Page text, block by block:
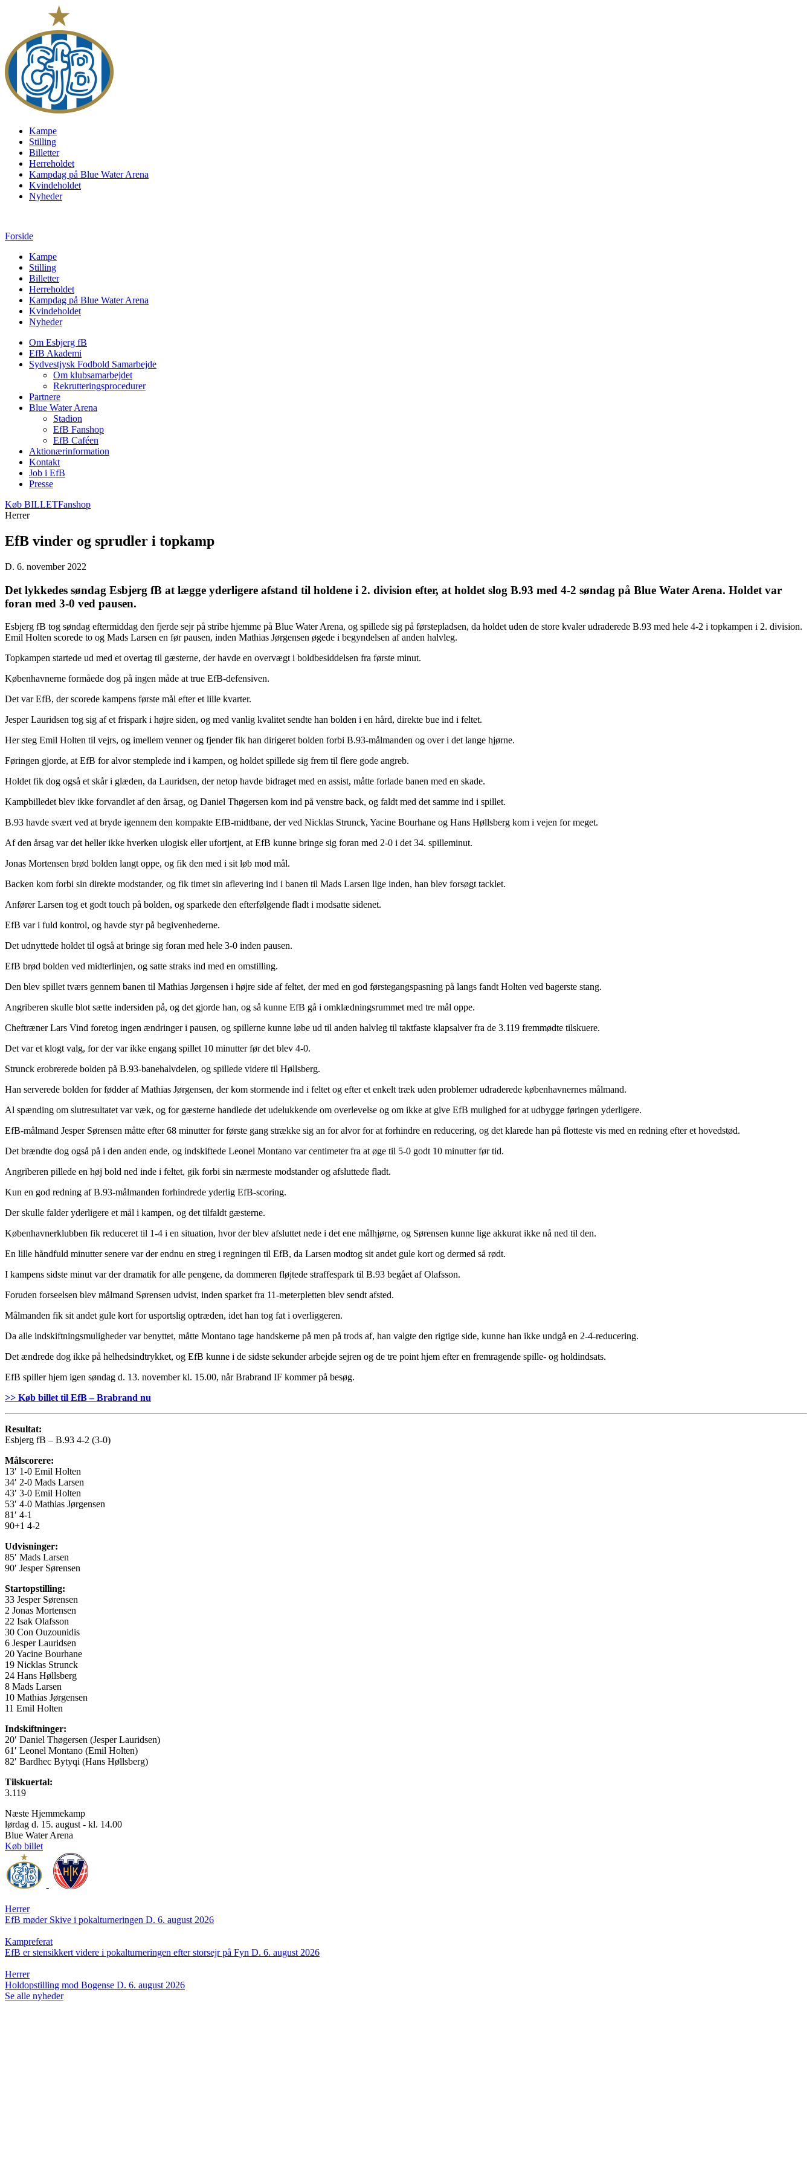
Kampe
Stilling
Billetter
Herreholdet
Kampdag på Blue Water Arena
Kvindeholdet
Nyheder
Forside
Kampe
Stilling
Billetter
Herreholdet
Kampdag på Blue Water Arena
Kvindeholdet
Nyheder
Om Esbjerg fB
EfB Akademi
Sydvestjysk Fodbold Samarbejde
Om klubsamarbejdet
Rekrutteringsprocedurer
Partnere
Blue Water Arena
Stadion
EfB Fanshop
EfB Caféen
Aktionærinformation
Kontakt
Job i EfB
Presse
Køb BILLETFanshop
Herrer
EfB vinder og sprudler i topkamp
D. 6. november 2022
Det lykkedes søndag Esbjerg fB at lægge yderligere afstand til holdene i 2. division efter, at holdet slog B.93 med 4-2 søndag på Blue Water Arena. Holdet var
foran med 3-0 ved pausen.
Esbjerg fB tog søndag eftermiddag den fjerde sejr på stribe hjemme på Blue Water Arena, og spillede sig på førstepladsen, da holdet uden de store kvaler udraderede B.93 med hele 4-2 i topkampen i 2. division.
Emil Holten scorede to og Mads Larsen en før pausen, inden Mathias Jørgensen øgede i begyndelsen af anden halvleg.
Topkampen startede ud med et overtag til gæsterne, der havde en overvægt i boldbesiddelsen fra første minut.
Københavnerne formåede dog på ingen måde at true EfB-defensiven.
Det var EfB, der scorede kampens første mål efter et lille kvarter.
Jesper Lauridsen tog sig af et frispark i højre siden, og med vanlig kvalitet sendte han bolden i en hård, direkte bue ind i feltet.
Her steg Emil Holten til vejrs, og imellem venner og fjender fik han dirigeret bolden forbi B.93-målmanden og over i det lange hjørne.
Føringen gjorde, at EfB for alvor stemplede ind i kampen, og holdet spillede sig frem til flere gode angreb.
Holdet fik dog også et skår i glæden, da Lauridsen, der netop havde bidraget med en assist, måtte forlade banen med en skade.
Kampbilledet blev ikke forvandlet af den årsag, og Daniel Thøgersen kom ind på venstre back, og faldt med det samme ind i spillet.
B.93 havde svært ved at bryde igennem den kompakte EfB-midtbane, der ved Nicklas Strunck, Yacine Bourhane og Hans Høllsberg kom i vejen for meget.
Af den årsag var det heller ikke hverken ulogisk eller ufortjent, at EfB kunne bringe sig foran med 2-0 i det 34. spilleminut.
Jonas Mortensen brød bolden langt oppe, og fik den med i sit løb mod mål.
Backen kom forbi sin direkte modstander, og fik timet sin aflevering ind i banen til Mads Larsen lige inden, han blev forsøgt tacklet.
Anfører Larsen tog et godt touch på bolden, og sparkede den efterfølgende fladt i modsatte sidenet.
EfB var i fuld kontrol, og havde styr på begivenhederne.
Det udnyttede holdet til også at bringe sig foran med hele 3-0 inden pausen.
EfB brød bolden ved midterlinjen, og satte straks ind med en omstilling.
Den blev spillet tværs gennem banen til Mathias Jørgensen i højre side af feltet, der med en god førstegangspasning på langs fandt Holten ved bagerste stang.
Angriberen skulle blot sætte indersiden på, og det gjorde han, og så kunne EfB gå i omklædningsrummet med tre mål oppe.
Cheftræner Lars Vind foretog ingen ændringer i pausen, og spillerne kunne løbe ud til anden halvleg til taktfaste klapsalver fra de 3.119 fremmødte tilskuere.
Det var et klogt valg, for der var ikke engang spillet 10 minutter før det blev 4-0.
Strunck erobrerede bolden på B.93-banehalvdelen, og spillede videre til Høllsberg.
Han serverede bolden for fødder af Mathias Jørgensen, der kom stormende ind i feltet og efter et enkelt træk uden problemer udraderede københavnernes målmand.
Al spænding om slutresultatet var væk, og for gæsterne handlede det udelukkende om overlevelse og om ikke at give EfB mulighed for at udbygge føringen yderligere.
EfB-målmand Jesper Sørensen måtte efter 68 minutter for første gang strække sig an for alvor for at forhindre en reducering, og det klarede han på flotteste vis med en redning efter et hovedstød.
Det brændte dog også på i den anden ende, og indskiftede Leonel Montano var centimeter fra at øge til 5-0 godt 10 minutter før tid.
Angriberen pillede en høj bold ned inde i feltet, gik forbi sin nærmeste modstander og afsluttede fladt.
Kun en god redning af B.93-målmanden forhindrede yderlig EfB-scoring.
Der skulle falder yderligere et mål i kampen, og det tilfaldt gæsterne.
Københavnerklubben fik reduceret til 1-4 i en situation, hvor der blev afsluttet nede i det ene målhjørne, og Sørensen kunne lige akkurat ikke nå ned til den.
En lille håndfuld minutter senere var der endnu en streg i regningen til EfB, da Larsen modtog sit andet gule kort og dermed så rødt.
I kampens sidste minut var der dramatik for alle pengene, da dommeren fløjtede straffespark til B.93 begået af Olafsson.
Foruden forseelsen blev målmand Sørensen udvist, inden sparket fra 11-meterpletten blev sendt afsted.
Målmanden fik sit andet gule kort for usportslig optræden, idet han tog fat i overliggeren.
Da alle indskiftningsmuligheder var benyttet, måtte Montano tage handskerne på men på trods af, han valgte den rigtige side, kunne han ikke undgå en 2-4-reducering.
Det ændrede dog ikke på helhedsindtrykket, og EfB kunne i de sidste sekunder arbejde sejren og de tre point hjem efter en fremragende spille- og holdindsats.
EfB spiller hjem igen søndag d. 13. november kl. 15.00, når Brabrand IF kommer på besøg.
>> Køb billet til EfB – Brabrand nu
Resultat:
Esbjerg fB – B.93 4-2 (3-0)
Målscorere:
13′ 1-0 Emil Holten
34′ 2-0 Mads Larsen
43′ 3-0 Emil Holten
53′ 4-0 Mathias Jørgensen
81′ 4-1
90+1 4-2
Udvisninger:
85′ Mads Larsen
90′ Jesper Sørensen
Startopstilling:
33 Jesper Sørensen
2 Jonas Mortensen
22 Isak Olafsson
30 Con Ouzounidis
6 Jesper Lauridsen
20 Yacine Bourhane
19 Nicklas Strunck
24 Hans Høllsberg
8 Mads Larsen
10 Mathias Jørgensen
11 Emil Holten
Indskiftninger:
20′ Daniel Thøgersen (Jesper Lauridsen)
61′ Leonel Montano (Emil Holten)
82′ Bardhec Bytyqi (Hans Høllsberg)
Tilskuertal:
3.119
Næste Hjemmekamp
lørdag d. 15. august - kl. 14.00
Blue Water Arena
Køb billet
-
Herrer
EfB møder Skive i pokalturneringen D. 6. august 2026
Kampreferat
EfB er stensikkert videre i pokalturneringen efter storsejr på Fyn D. 6. august 2026
Herrer
Holdopstilling mod Bogense D. 6. august 2026
Se alle nyheder